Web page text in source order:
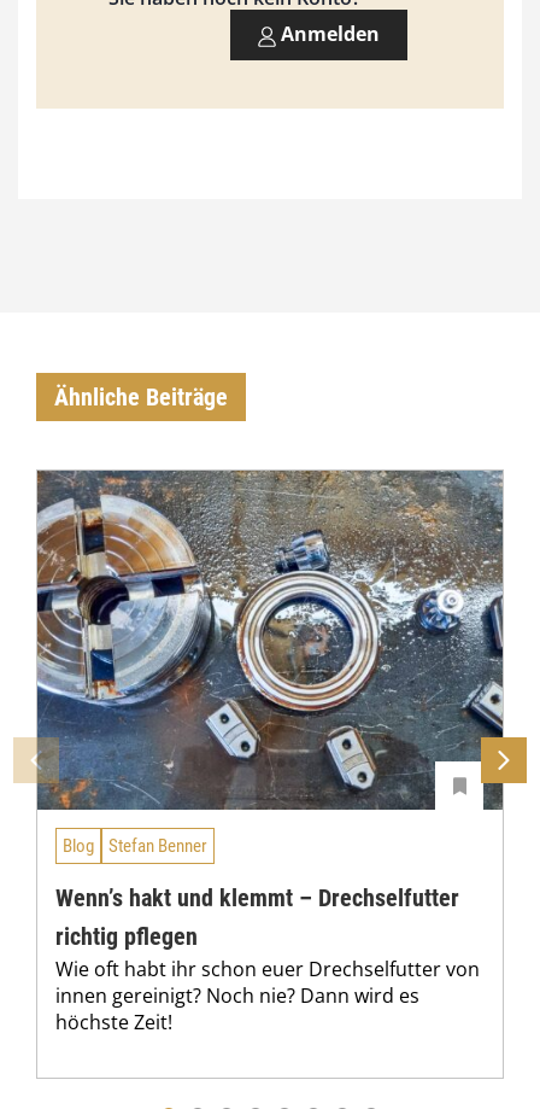
0
0
Anmelden
Ähnliche Beiträge
Blog Stefan Benner
Wenn’s hakt und klemmt – Drechselfutter
richtig pflegen
Wie oft habt ihr schon euer Drechselfutter von
innen gereinigt? Noch nie? Dann wird es
höchste Zeit!